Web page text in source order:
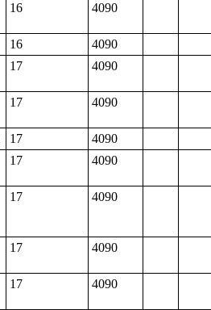
16 4090
16
4090
17 4090
17 4090
17
4090
17 4090
17 4090
17 4090
17 4090